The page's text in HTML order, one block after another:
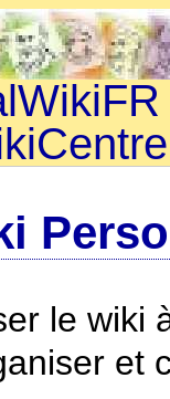
le wiki
et